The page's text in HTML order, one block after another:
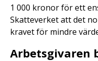
1 000 kronor för ett
Skatteverket att det
kravet för mindre
Arbetsgivaren